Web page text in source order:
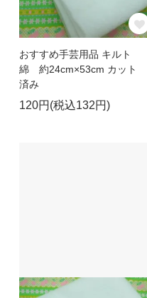
おすすめ手芸用品 キルト
綿 約24cm×53cm カット
済み
120円(税込132円)